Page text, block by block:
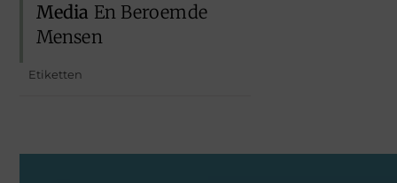
Media En Beroemde
Mensen
Etiketten